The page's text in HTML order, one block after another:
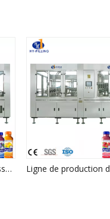
Ligne de production de boissons de machine de remplissage de jus de haute qualité à Zhangjiagang